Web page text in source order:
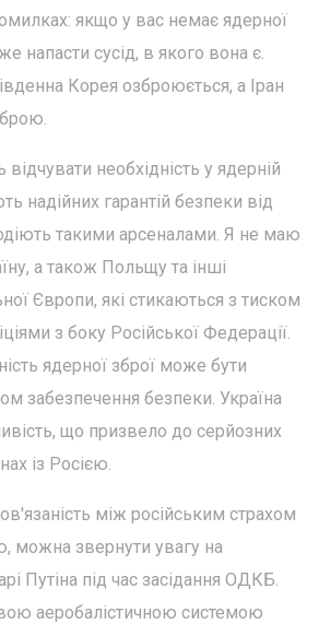
якщо у вас немає ядерної
напасти сусід, в якого вона є.
Корея озброюється, а Іран
необхідність у ядерній
надійних гарантій безпеки від
такими арсеналами. Я не маю
а також Польщу та інші
Європи, які стикаються з тиском
з боку Російської Федерації.
ядерної зброї може бути
забезпечення безпеки. Україна
що призвело до серйозних
із Росією.
між російським страхом
можна звернути увагу на
Путіна під час засідання ОДКБ.
аеробалістичною системою